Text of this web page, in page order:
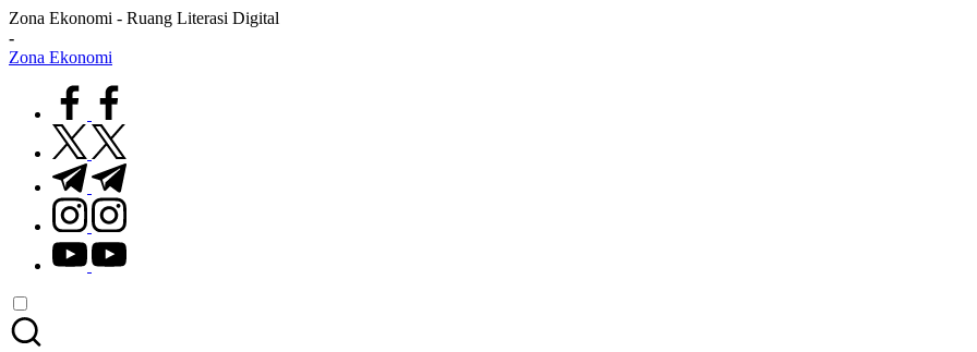
Skip
to
content
Zona Ekonomi - Ruang Literasi Digital
-
Zona Ekonomi
Ekonomi
facebook.com
twitter.com
t.me
instagram.com
youtube.com